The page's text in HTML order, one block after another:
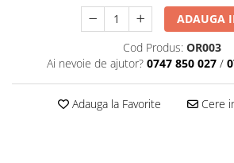
ADAUGA
Cod Produs: OR003
Ai nevoie de ajutor? 0747 850 027 /
Adauga la Favorite Cere